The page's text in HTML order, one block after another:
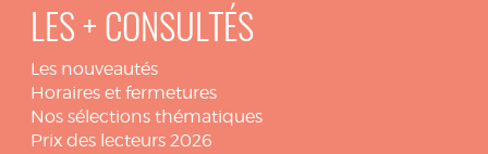
LES + CONSULTÉS
Les nouveautés
Horaires et fermetures
Nos sélections thématiques
Prix des lecteurs 2026